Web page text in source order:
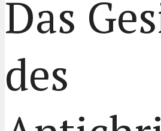
Das
des